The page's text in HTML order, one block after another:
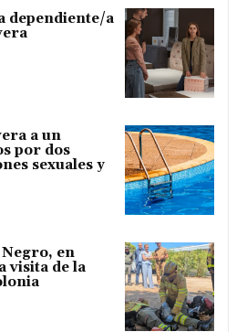
dependiente/a
a un
por dos
sexuales y
en
visita de la